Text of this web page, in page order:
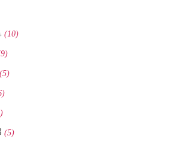
(10)
(5)
(5)